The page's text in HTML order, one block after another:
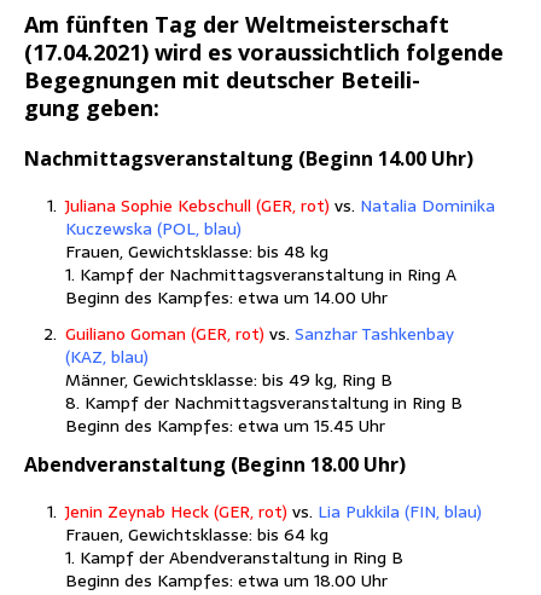
Am fünf­ten Tag der Welt­meis­ter­schaft
(17.04.2021) wird es vor­aus­sicht­lich fol­gen­de
Begeg­nun­gen mit deut­scher Betei­li­
gung geben:
Nach­mit­tags­ver­an­stal­tung (Beginn 14.00 Uhr)
Julia­na Sophie Keb­schull (GER, rot) vs. Nata­lia Domi­ni­ka
Kuc­zews­ka (POL, blau)
Frau­en, Gewichts­klas­se: bis 48 kg
1. Kampf der Nach­mit­tags­ver­an­stal­tung in Ring A
Beginn des Kamp­fes: etwa um 14.00 Uhr
Gui­lia­no Goman (GER, rot) vs. Sanz­har Tash­ken­bay
(KAZ, blau)
Män­ner, Gewichts­klas­se: bis 49 kg, Ring B
8. Kampf der Nach­mit­tags­ver­an­stal­tung in Ring B
Beginn des Kamp­fes: etwa um 15.45 Uhr
Abend­ver­an­stal­tung (Beginn 18.00 Uhr)
Jenin Zey­n­ab Heck (GER, rot) vs. Lia Pukki­la (FIN, blau)
Frau­en, Gewichts­klas­se: bis 64 kg
1. Kampf der Abend­ver­an­stal­tung in Ring B
Beginn des Kamp­fes: etwa um 18.00 Uhr